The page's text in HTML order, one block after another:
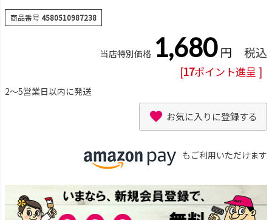
商品番号4580510987238
当店特別価格 1,680 税込
[17ポイント進呈 ]
2～5営業日以内に発送
お気に入りに登録する
もご利用いただけます